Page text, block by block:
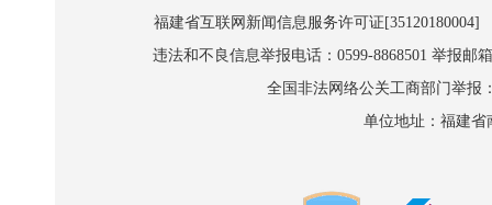
福建省互联网新闻信息服务许可证
违法和不良信息举报电话：0599-8868501 举报邮
全国非法网络公关工商部门举报
单位地址：福建省